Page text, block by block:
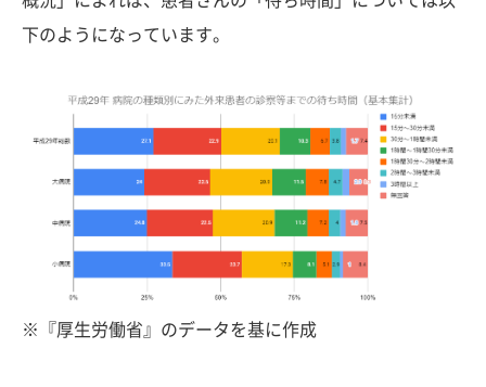
下のようになっています。
※『厚生労働省』のデータを基に作成